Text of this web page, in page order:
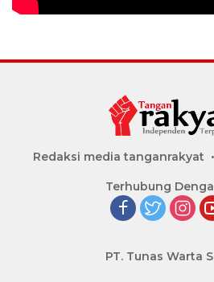
Redaksi media tanganrakyat
Terhubung
PT. Tunas Warta